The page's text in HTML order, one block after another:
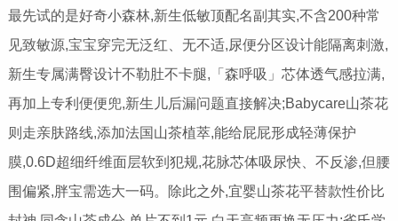
最先试的是好奇小森林,新生低敏顶配名副其实,不含200种常
见致敏源,宝宝穿完无泛红、无不适,尿便分区设计能隔离刺激,
新生专属满臀设计不勒肚不卡腿,「森呼吸」芯体透气感拉满,
再加上专利便便兜,新生儿后漏问题直接解决;Babycare山茶花
则走亲肤路线,添加法国山茶植萃,能给屁屁形成轻薄保护
膜,0.6D超细纤维面层软到犯规,花脉芯体吸尿快、不反渗,但腰
围偏紧,胖宝需选大一码。除此之外,宜婴山茶花平替款性价比